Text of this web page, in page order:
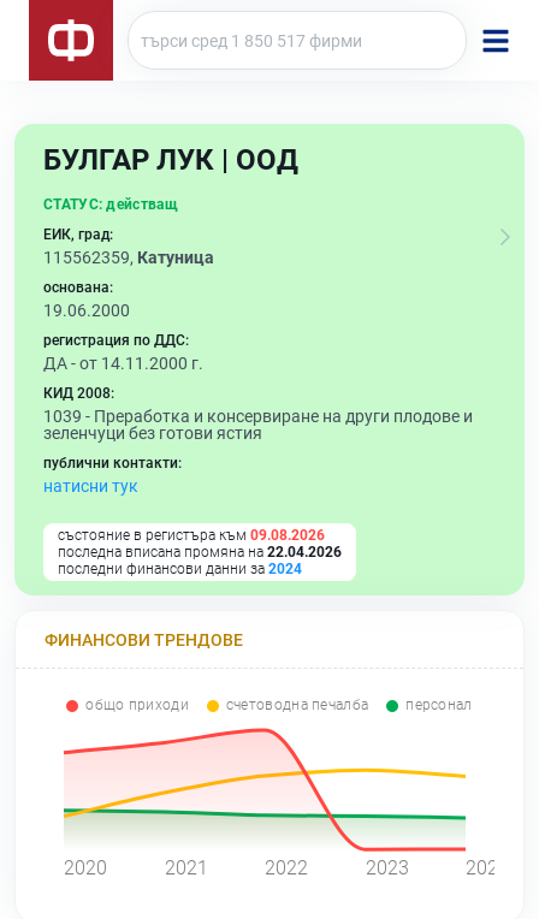
БУЛГАР ЛУК | ООД
СТАТУС: действащ
ЕИК, град:
115562359, Катуница
основана:
19.06.2000
регистрация по ДДС:
ДА - от 14.11.2000 г.
КИД 2008:
1039 - Преработка и консервиране на други плодове и
зеленчуци без готови ястия
публични контакти:
натисни тук
състояние в регистъра към 09.08.2026
последна вписана промяна на 22.04.2026
последни финансови данни за 2024
ФИНАНСОВИ ТРЕНДОВЕ
общо приходи счетоводна печалба персонал
2020 2021 2022 2023 2024